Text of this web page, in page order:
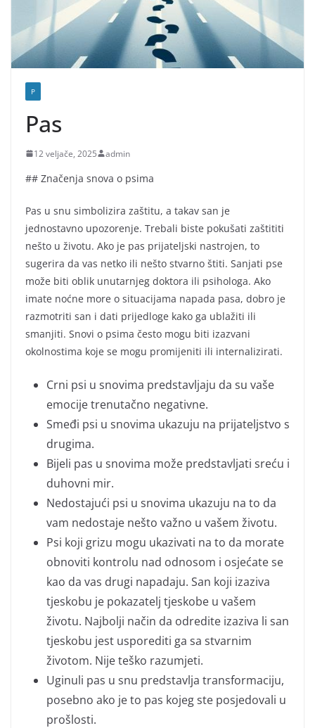
P
Pas
12 veljače, 2025 admin
## Značenja snova o psima
Pas u snu simbolizira zaštitu, a takav san je
jednostavno upozorenje. Trebali biste pokušati zaštititi
nešto u životu. Ako je pas prijateljski nastrojen, to
sugerira da vas netko ili nešto stvarno štiti. Sanjati pse
može biti oblik unutarnjeg doktora ili psihologa. Ako
imate noćne more o situacijama napada pasa, dobro je
razmotriti san i dati prijedloge kako ga ublažiti ili
smanjiti. Snovi o psima često mogu biti izazvani
okolnostima koje se mogu promijeniti ili internalizirati.
Crni psi u snovima predstavljaju da su vaše
emocije trenutačno negativne.
Smeđi psi u snovima ukazuju na prijateljstvo s
drugima.
Bijeli pas u snovima može predstavljati sreću i
duhovni mir.
Nedostajući psi u snovima ukazuju na to da
vam nedostaje nešto važno u vašem životu.
Psi koji grizu mogu ukazivati na to da morate
obnoviti kontrolu nad odnosom i osjećate se
kao da vas drugi napadaju. San koji izaziva
tjeskobu je pokazatelj tjeskobe u vašem
životu. Najbolji način da odredite izaziva li san
tjeskobu jest usporediti ga sa stvarnim
životom. Nije teško razumjeti.
Uginuli pas u snu predstavlja transformaciju,
posebno ako je to pas kojeg ste posjedovali u
prošlosti.